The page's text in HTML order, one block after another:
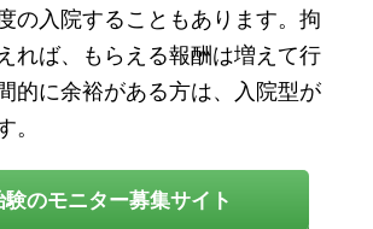
の入院することもあります。拘
れば、もらえる報酬は増えて行
的に余裕がある方は、入院型が
。
験のモニター募集サイト